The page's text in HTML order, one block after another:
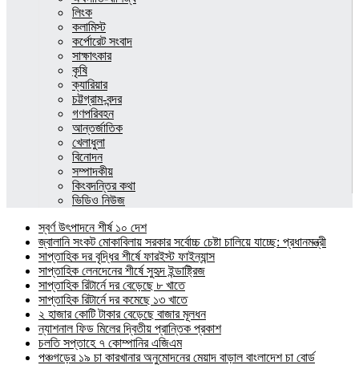
লিংক
কলামিস্ট
কর্পোরেট সংবাদ
সাক্ষাৎকার
কৃষি
ক্যারিয়ার
চট্টগ্রাম-বন্দর
গণপরিবহন
আন্তর্জাতিক
খেলাধুলা
বিনোদন
সম্পাদকীয়
কিংবদন্তির কথা
ভিডিও নিউজ
স্বর্ণ উৎপাদনে শীর্ষ ১০ দেশ
জ্বালানি সংকট মোকাবিলায় সরকার সর্বোচ্চ চেষ্টা চালিয়ে যাচ্ছে: প্রধানমন্ত্রী
সাপ্তাহিক দর বৃদ্ধির শীর্ষে ফারইস্ট ফাইন্যান্স
সাপ্তাহিক লেনদেনের শীর্ষে সুহৃদ ইন্ডাষ্ট্রিজ
সাপ্তাহিক রিটার্নে দর বেড়েছে ৮ খাতে
সাপ্তাহিক রিটার্নে দর কমেছে ১৩ খাতে
২ হাজার কোটি টাকার বেড়েছে বাজার মূলধন
ন্যাশনাল ফিড মিলের দ্বিতীয় প্রান্তিক প্রকাশ
চলতি সপ্তাহে ৭ কোম্পানির এজিএম
পঞ্চগড়ের ১৯ চা কারখানার অনুমোদনের মেয়াদ বাড়াল বাংলাদেশ চা বোর্ড